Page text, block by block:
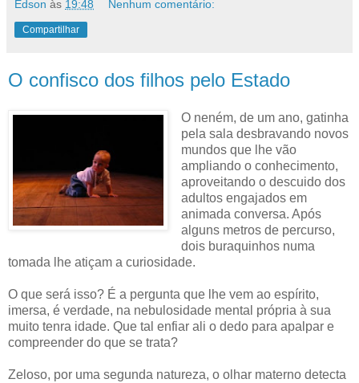
Edson às 19:48 Nenhum comentário:
Compartilhar
O confisco dos filhos pelo Estado
O neném, de um ano, gatinha
pela sala desbravando novos
mundos que lhe vão
ampliando o conhecimento,
aproveitando o descuido dos
adultos engajados em
animada conversa. Após
alguns metros de percurso,
dois buraquinhos numa
tomada lhe atiçam a curiosidade.
O que será isso? É a pergunta que lhe vem ao espírito,
imersa, é verdade, na nebulosidade mental própria à sua
muito tenra idade. Que tal enfiar ali o dedo para apalpar e
compreender do que se trata?
Zeloso, por uma segunda natureza, o olhar materno detecta